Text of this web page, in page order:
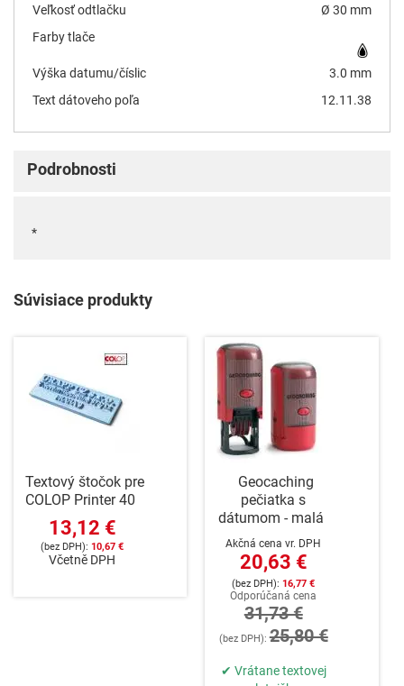
Veľkosť odtlačku
Ø 30 mm
Farby tlače
Výška datumu/číslic
3.0 mm
Text dátoveho poľa
12.11.38
Podrobnosti
*
Súvisiace produkty
Textový štočok pre
COLOP Printer 40
13,12 €
10,67 €
Včetně DPH
Geocaching
pečiatka s
dátumom - malá
Akčná cena vr. DPH
20,63 €
16,77 €
Odporúčaná cena
31,73 €
25,80 €
✔ Vrátane textovej